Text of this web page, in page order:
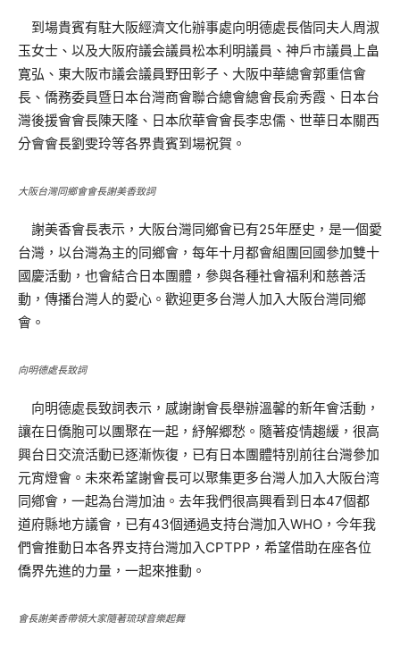
到場貴賓有駐大阪經濟文化辦事處向明德處長偕同夫人周淑
玉女士、以及大阪府議会議員松本利明議員、神戶市議員上畠
寛弘、東大阪市議会議員野田彰子、大阪中華總會郭重信會
長、僑務委員暨日本台灣商會聯合總會總會長俞秀霞、日本台
灣後援會會長陳天隆、日本欣華會會長李忠儒、世華日本關西
分會會長劉雯玲等各界貴賓到場祝賀。
大阪台灣同鄉會會長謝美香致詞
謝美香會長表示，大阪台灣同鄉會已有25年歷史，是一個愛
台灣，以台灣為主的同鄉會，每年十月都會組團回國參加雙十
國慶活動，也會結合日本團體，參與各種社會福利和慈善活
動，傳播台灣人的愛心。歡迎更多台灣人加入大阪台灣同鄉
會。
向明德處長致詞
向明德處長致詞表示，感謝謝會長舉辦溫馨的新年會活動，
讓在日僑胞可以團聚在一起，紓解郷愁。隨著疫情趨緩，很高
興台日交流活動已逐漸恢復，已有日本團體特別前往台灣參加
元宵燈會。未來希望謝會長可以聚集更多台灣人加入大阪台湾
同鄕會，一起為台灣加油。去年我們很高興看到日本47個都
道府縣地方議會，已有43個通過支持台灣加入WHO，今年我
們會推動日本各界支持台灣加入CPTPP，希望借助在座各位
僑界先進的力量，一起來推動。
會長謝美香帶領大家隨著琉球音樂起舞